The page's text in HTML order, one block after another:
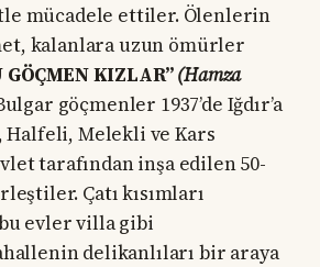
mücadele ettiler. Ölenlerin
kalanlara uzun ömürler
GÖÇMEN KIZLAR”(Hamza
göçmenler 1937’de Iğdır’a
Halfeli, Melekli ve Kars
tarafından inşa edilen 50-
Çatı kısımları
evler villa gibi
delikanlıları bir araya